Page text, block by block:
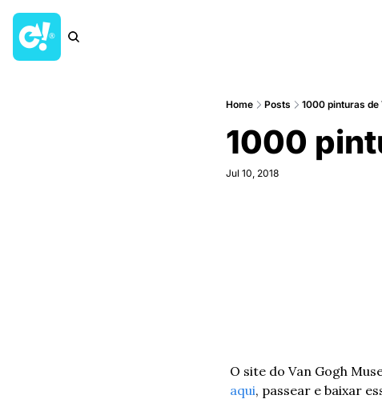
Home Posts 1000 pinturas de
1000
Jul 10, 2018
aqui, passear e baixar